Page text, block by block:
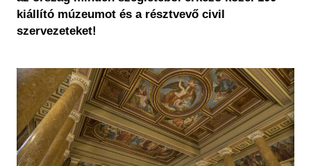
Historical Photo Department
Coins Collection
kiállító múzeumot és a résztvevő civil
szervezeteket!